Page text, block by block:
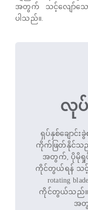
အတွက် သင့်လျော်သော
ပါသည်။.
လုပ်
ရှပ်နှစ်ချောင်
ကိုက်ဖြတ်နိုင်သည်။.
အတွက်, ပိုမိုရှုပ်ထွ
ကိုင်တွယ်ရန် သင့်လ
rotating
ကိုင်တွယ်သည်။,
အတွ